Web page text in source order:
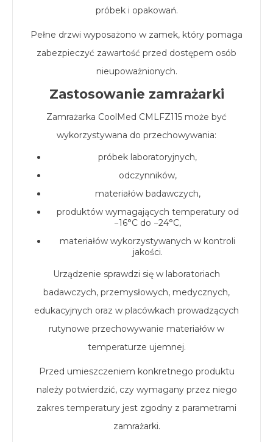
próbek i opakowań.
Pełne drzwi wyposażono w zamek, który pomaga
zabezpieczyć zawartość przed dostępem osób
nieupoważnionych.
Zastosowanie zamrażarki
Zamrażarka CoolMed CMLFZ115 może być
wykorzystywana do przechowywania:
próbek laboratoryjnych,
odczynników,
materiałów badawczych,
produktów wymagających temperatury od
−16°C do −24°C,
materiałów wykorzystywanych w kontroli
jakości.
Urządzenie sprawdzi się w laboratoriach
badawczych, przemysłowych, medycznych,
edukacyjnych oraz w placówkach prowadzących
rutynowe przechowywanie materiałów w
temperaturze ujemnej.
Przed umieszczeniem konkretnego produktu
należy potwierdzić, czy wymagany przez niego
zakres temperatury jest zgodny z parametrami
zamrażarki.